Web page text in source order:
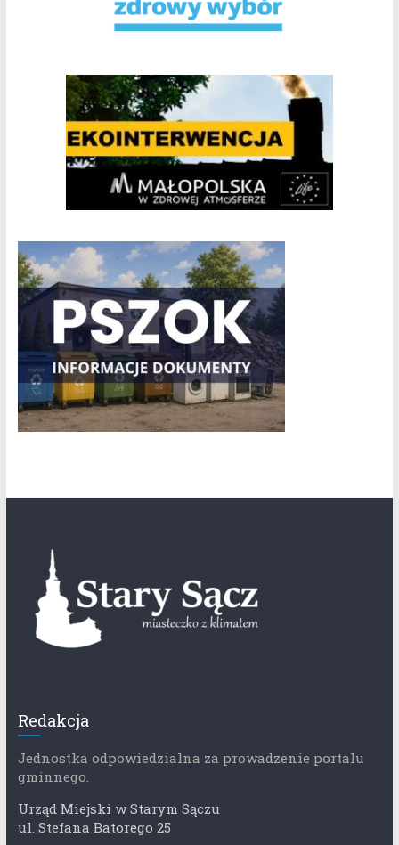
Redakcja
Jednostka odpowiedzialna za prowadzenie portalu
gminnego.
Urząd Miejski w Starym Sączu
ul. Stefana Batorego 25